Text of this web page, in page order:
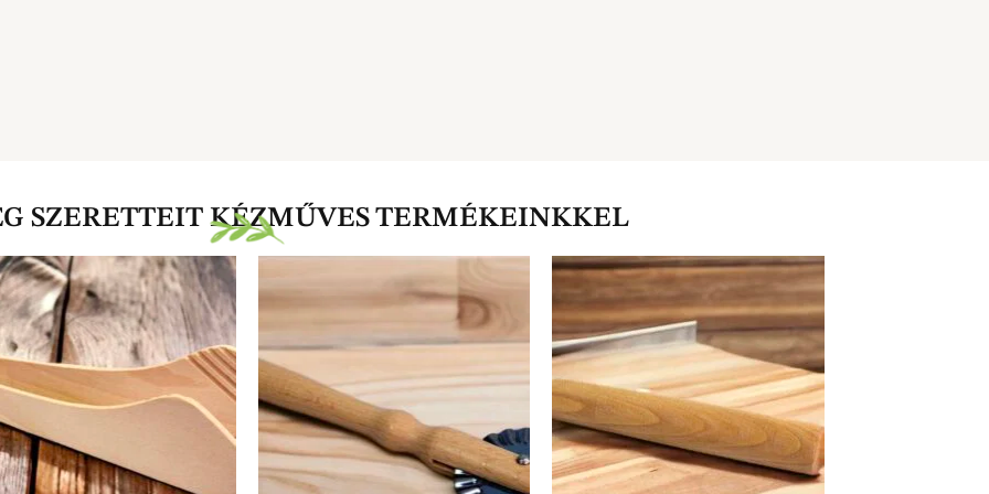
SZERETTEIT KÉZMŰVES TERMÉKEINKKEL